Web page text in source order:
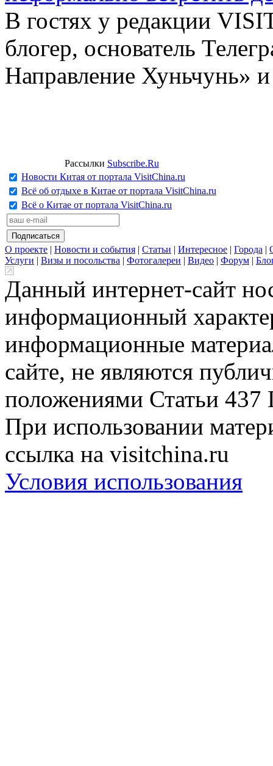
В гостях у редакции
блогер, основатель
Направление Хуньчунь»
Рассылки Subscribe.Ru
Новости Китая от портала VisitChina.ru
Всё об отдыхе в Китае от портала VisitChina.ru
Всё о Китае от портала VisitChina.ru
О проекте | Новости и события | Статьи | Интересное | Города |
Услуги | Визы и посольства | Фотогалереи | Видео | Форум |
Данный интернет-сайт
информационный
информационные
сайте, не являются
положениями Статьи 437
При использовании
ссылка на visitchina.ru
Условия использования